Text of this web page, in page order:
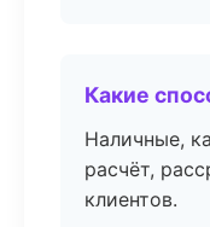
Какие
Наличные,
расчёт,
клиентов.